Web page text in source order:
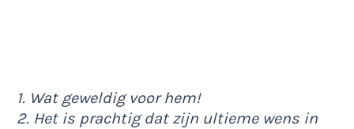
1. Wat geweldig voor hem!
2. Het is prachtig dat zijn ultieme wens in